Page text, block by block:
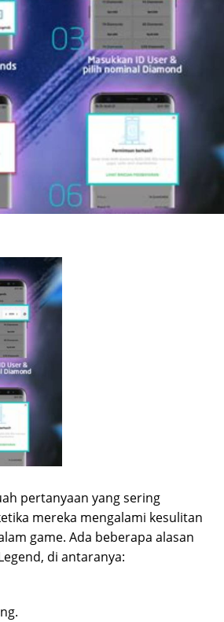
pertanyaan yang sering
mereka mengalami kesulitan
game. Ada beberapa alasan
di antaranya: